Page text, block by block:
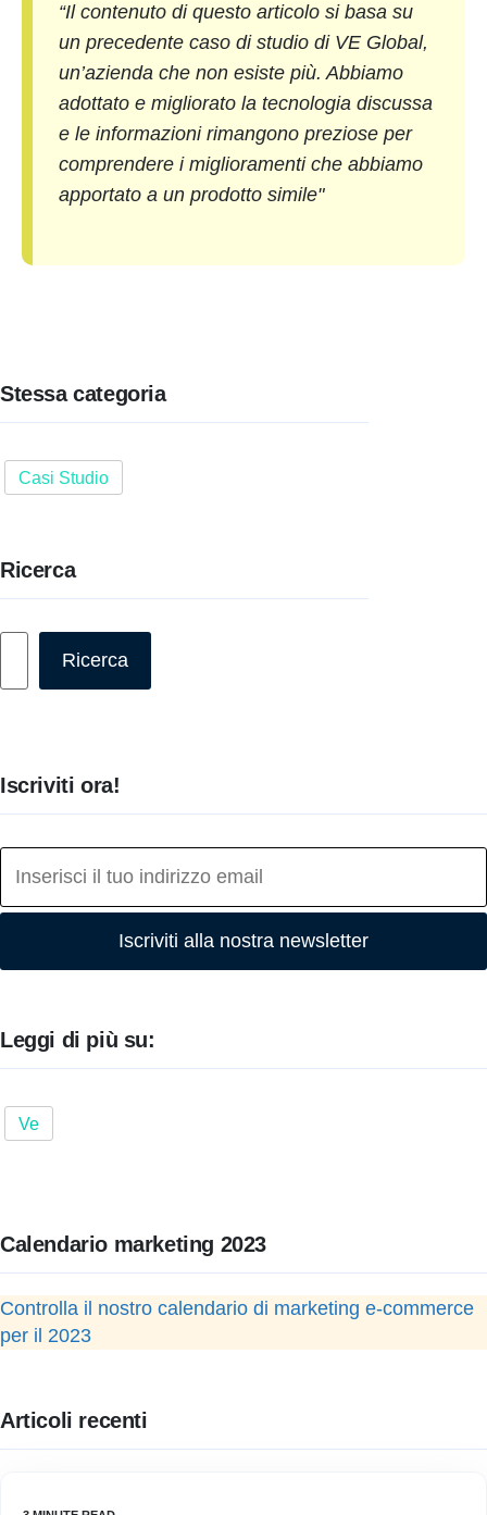
“Il contenuto di questo articolo si basa su
un precedente caso di studio di VE Global,
un’azienda che non esiste più. Abbiamo
adottato e migliorato la tecnologia discussa
e le informazioni rimangono preziose per
comprendere i miglioramenti che abbiamo
apportato a un prodotto simile"
Stessa categoria
Casi Studio
Ricerca
Ricerca
Iscriviti ora!
Iscriviti alla nostra newsletter
Leggi di più su:
Ve
Calendario marketing 2023
Controlla il nostro calendario di marketing e-commerce
per il 2023
Articoli recenti